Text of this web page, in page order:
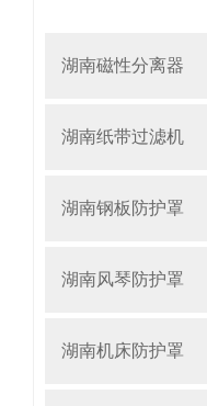
湖南磁性分离器
湖南纸带过滤机
湖南钢板防护罩
湖南风琴防护罩
湖南机床防护罩